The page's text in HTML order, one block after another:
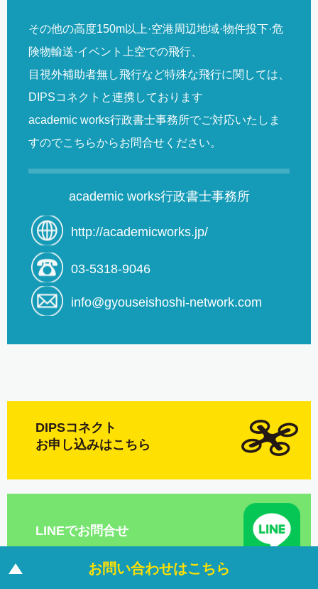
お問い合わせはこ ちら
その他の高度150m以上·空港周辺地域·物件投下·危
険物輸送·イベント上空での飛行、
目視外補助者無し飛行など特殊な飛行に関しては、
DIPSコネクトと連携しております
academic works行政書士事務所でご対応いたしま
すのでこちらからお問合せください。
academic works行政書士事務所
http://academicworks.jp/
03-5318-9046
info@gyouseishoshi-network.com
DIPSコネクト
お申し込みはこちら
LINEでお問合せ